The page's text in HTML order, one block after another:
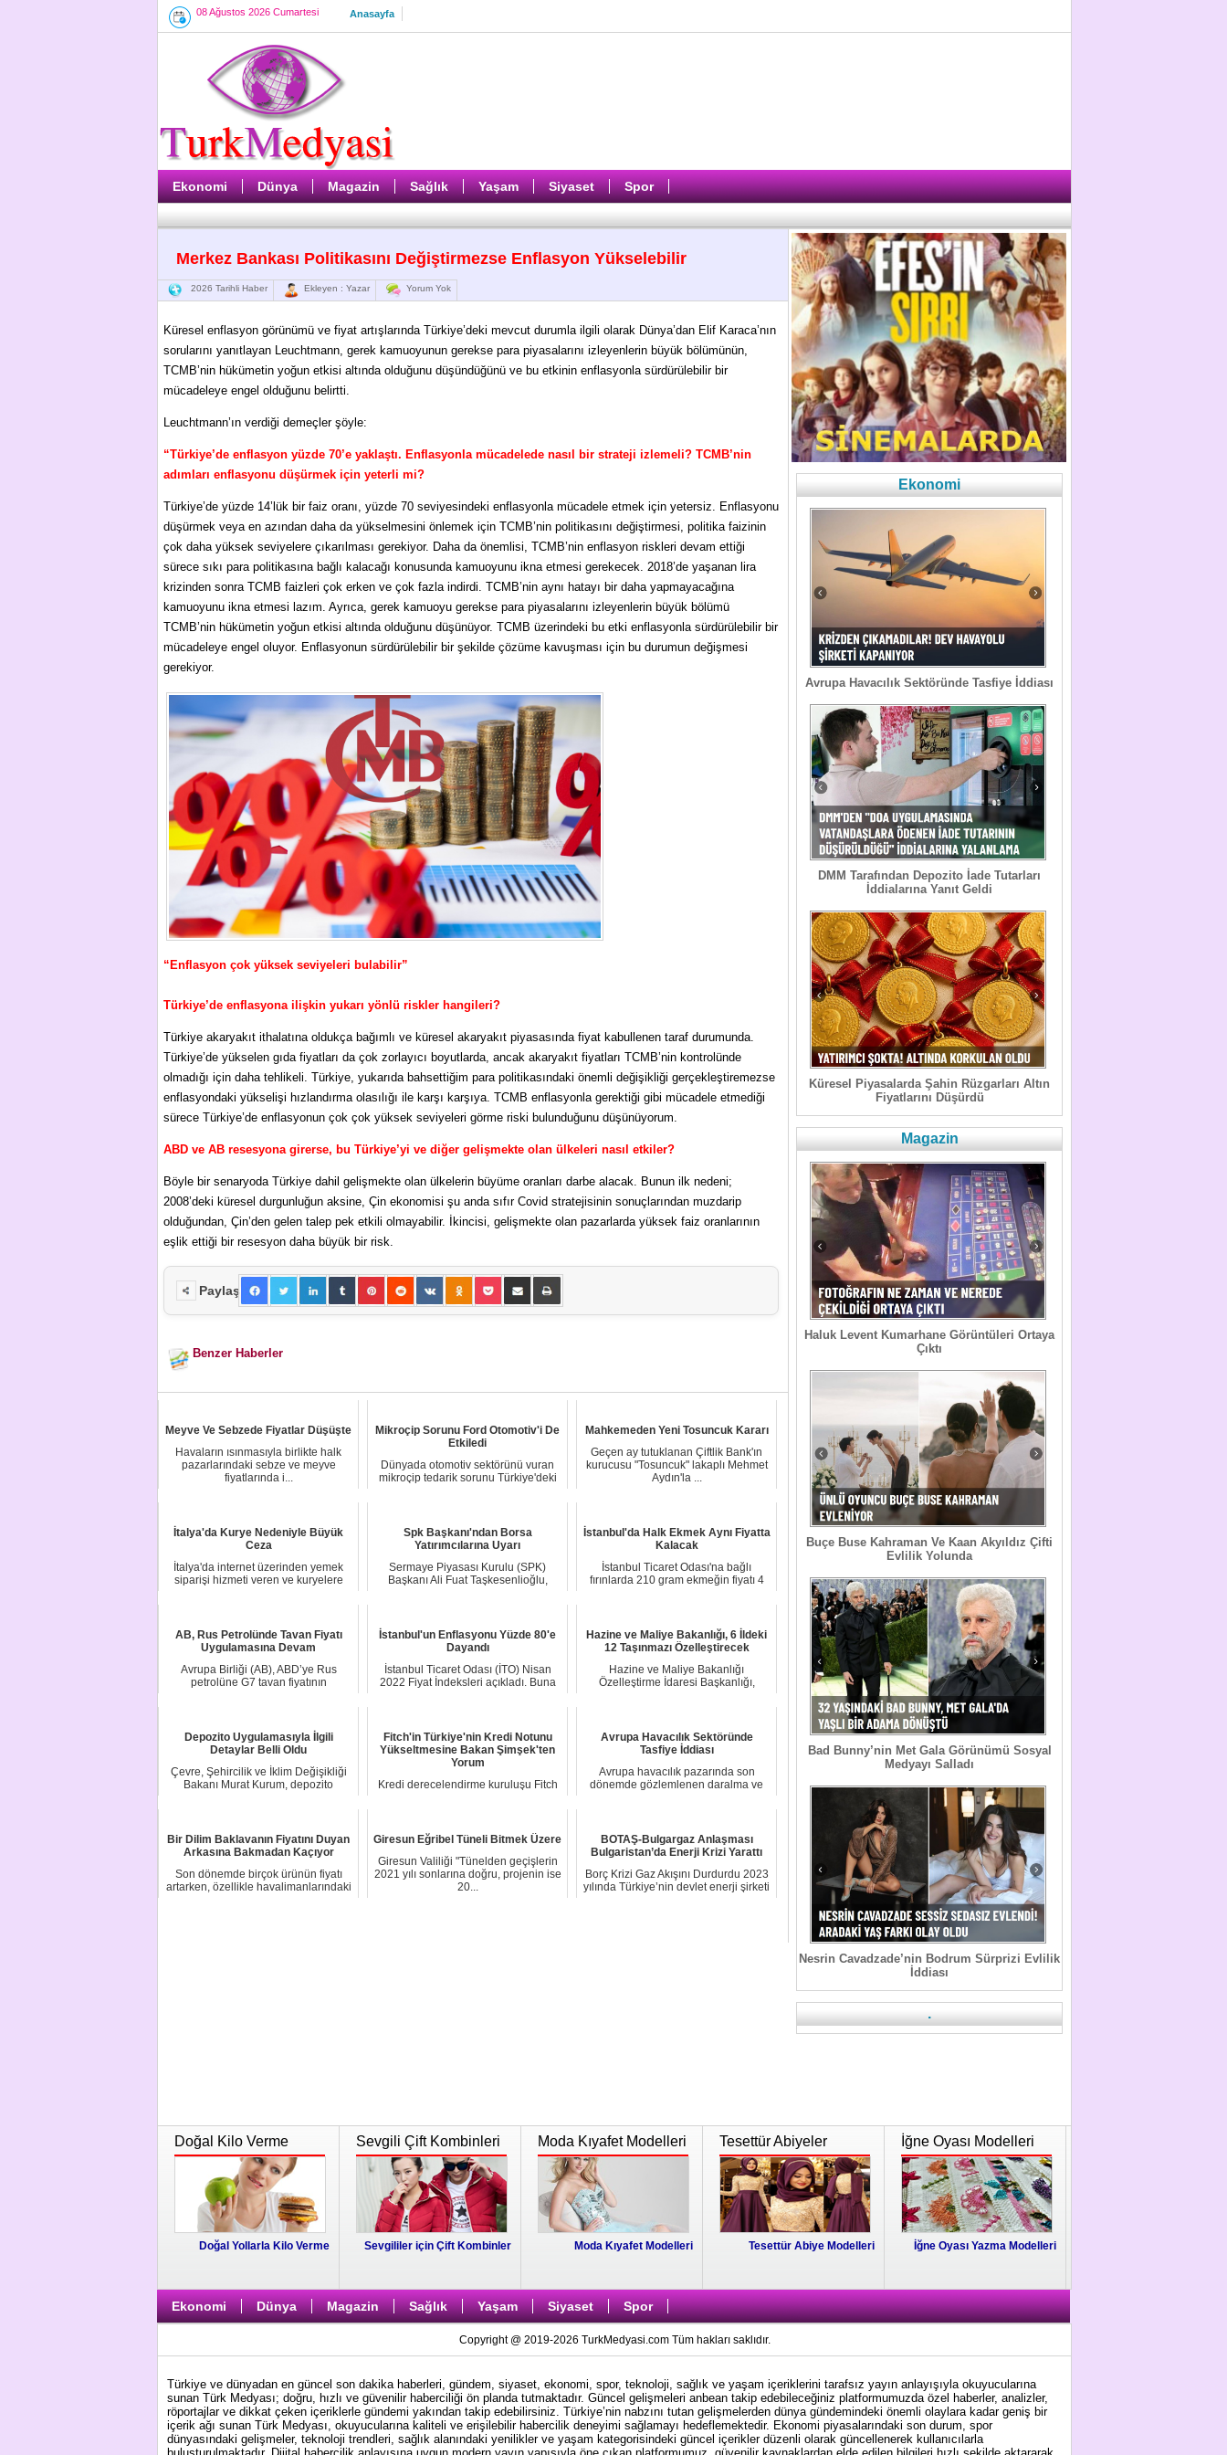
08 Ağustos 2026 Cumartesi Anasayfa
Ekonomi Dünya Magazin Sağlık Yaşam Siyaset Spor
Merkez Bankası Politikasını Değiştirmezse Enflasyon Yükselebilir
2026 Tarihli Haber Ekleyen : Yazar Yorum Yok
Küresel enflasyon görünümü ve fiyat artışlarında Türkiye’deki mevcut durumla ilgili olarak Dünya’dan Elif Karaca’nın
sorularını yanıtlayan Leuchtmann, gerek kamuoyunun gerekse para piyasalarını izleyenlerin büyük bölümünün,
TCMB’nin hükümetin yoğun etkisi altında olduğunu düşündüğünü ve bu etkinin enflasyonla sürdürülebilir bir
mücadeleye engel olduğunu belirtti.
Leuchtmann’ın verdiği demeçler şöyle:
“Türkiye’de enflasyon yüzde 70’e yaklaştı. Enflasyonla mücadelede nasıl bir strateji izlemeli? TCMB’nin
adımları enflasyonu düşürmek için yeterli mi?
Türkiye’de yüzde 14’lük bir faiz oranı, yüzde 70 seviyesindeki enflasyonla mücadele etmek için yetersiz. Enflasyonu
düşürmek veya en azından daha da yükselmesini önlemek için TCMB’nin politikasını değiştirmesi, politika faizinin
çok daha yüksek seviyelere çıkarılması gerekiyor. Daha da önemlisi, TCMB’nin enflasyon riskleri devam ettiği
sürece sıkı para politikasına bağlı kalacağı konusunda kamuoyunu ikna etmesi gerekecek. 2018’de yaşanan lira
krizinden sonra TCMB faizleri çok erken ve çok fazla indirdi. TCMB’nin aynı hatayı bir daha yapmayacağına
kamuoyunu ikna etmesi lazım. Ayrıca, gerek kamuoyu gerekse para piyasalarını izleyenlerin büyük bölümü
TCMB’nin hükümetin yoğun etkisi altında olduğunu düşünüyor. TCMB üzerindeki bu etki enflasyonla sürdürülebilir bir
mücadeleye engel oluyor. Enflasyonun sürdürülebilir bir şekilde çözüme kavuşması için bu durumun değişmesi
gerekiyor.
“Enflasyon çok yüksek seviyeleri bulabilir”
Türkiye’de enflasyona ilişkin yukarı yönlü riskler hangileri?
Türkiye akaryakıt ithalatına oldukça bağımlı ve küresel akaryakıt piyasasında fiyat kabullenen taraf durumunda.
Türkiye’de yükselen gıda fiyatları da çok zorlayıcı boyutlarda, ancak akaryakıt fiyatları TCMB’nin kontrolünde
olmadığı için daha tehlikeli. Türkiye, yukarıda bahsettiğim para politikasındaki önemli değişikliği gerçekleştiremezse
enflasyondaki yükselişi hızlandırma olasılığı ile karşı karşıya. TCMB enflasyonla gerektiği gibi mücadele etmediği
sürece Türkiye’de enflasyonun çok çok yüksek seviyeleri görme riski bulunduğunu düşünüyorum.
ABD ve AB resesyona girerse, bu Türkiye’yi ve diğer gelişmekte olan ülkeleri nasıl etkiler?
Böyle bir senaryoda Türkiye dahil gelişmekte olan ülkelerin büyüme oranları darbe alacak. Bunun ilk nedeni;
2008’deki küresel durgunluğun aksine, Çin ekonomisi şu anda sıfır Covid stratejisinin sonuçlarından muzdarip
olduğundan, Çin’den gelen talep pek etkili olmayabilir. İkincisi, gelişmekte olan pazarlarda yüksek faiz oranlarının
eşlik ettiği bir resesyon daha büyük bir risk.
Paylaş
Benzer Haberler
Meyve Ve Sebzede Fiyatlar Düşüşte
Havaların ısınmasıyla birlikte halk
pazarlarındaki sebze ve meyve
fiyatlarında i...
Mikroçip Sorunu Ford Otomotiv'i De
Etkiledi
Dünyada otomotiv sektörünü vuran
mikroçip tedarik sorunu Türkiye'deki
Mahkemeden Yeni Tosuncuk Kararı
Geçen ay tutuklanan Çiftlik Bank'ın
kurucusu "Tosuncuk" lakaplı Mehmet
Aydın'la ...
İtalya'da Kurye Nedeniyle Büyük
Ceza
İtalya'da internet üzerinden yemek
siparişi hizmeti veren ve kuryelere
Spk Başkanı'ndan Borsa
Yatırımcılarına Uyarı
Sermaye Piyasası Kurulu (SPK)
Başkanı Ali Fuat Taşkesenlioğlu,
İstanbul'da Halk Ekmek Aynı Fiyatta
Kalacak
İstanbul Ticaret Odası'na bağlı
fırınlarda 210 gram ekmeğin fiyatı 4
AB, Rus Petrolünde Tavan Fiyatı
Uygulamasına Devam
Avrupa Birliği (AB), ABD’ye Rus
petrolüne G7 tavan fiyatının
İstanbul'un Enflasyonu Yüzde 80'e
Dayandı
İstanbul Ticaret Odası (İTO) Nisan
2022 Fiyat İndeksleri açıkladı. Buna
Hazine ve Maliye Bakanlığı, 6 İldeki
12 Taşınmazı Özelleştirecek
Hazine ve Maliye Bakanlığı
Özelleştirme İdaresi Başkanlığı,
Depozito Uygulamasıyla İlgili
Detaylar Belli Oldu
Çevre, Şehircilik ve İklim Değişikliği
Bakanı Murat Kurum, depozito
Fitch'in Türkiye'nin Kredi Notunu
Yükseltmesine Bakan Şimşek'ten
Yorum
Kredi derecelendirme kuruluşu Fitch
Avrupa Havacılık Sektöründe
Tasfiye İddiası
Avrupa havacılık pazarında son
dönemde gözlemlenen daralma ve
Bir Dilim Baklavanın Fiyatını Duyan
Arkasına Bakmadan Kaçıyor
Son dönemde birçok ürünün fiyatı
artarken, özellikle havalimanlarındaki
Giresun Eğribel Tüneli Bitmek Üzere
Giresun Valiliği "Tünelden geçişlerin
2021 yılı sonlarına doğru, projenin ise
20...
BOTAŞ-Bulgargaz Anlaşması
Bulgaristan’da Enerji Krizi Yarattı
Borç Krizi Gaz Akışını Durdurdu 2023
yılında Türkiye’nin devlet enerji şirketi
Ekonomi
Avrupa Havacılık Sektöründe Tasfiye İddiası
DMM Tarafından Depozito İade Tutarları
İddialarına Yanıt Geldi
Küresel Piyasalarda Şahin Rüzgarları Altın
Fiyatlarını Düşürdü
Magazin
Haluk Levent Kumarhane Görüntüleri Ortaya
Çıktı
Buçe Buse Kahraman Ve Kaan Akyıldız Çifti
Evlilik Yolunda
Bad Bunny’nin Met Gala Görünümü Sosyal
Medyayı Salladı
Nesrin Cavadzade’nin Bodrum Sürprizi Evlilik
İddiası
.
Doğal Kilo Verme
Doğal Yollarla Kilo Verme
Sevgili Çift Kombinleri
Sevgililer için Çift Kombinler
Moda Kıyafet Modelleri
Moda Kıyafet Modelleri
Tesettür Abiyeler
Tesettür Abiye Modelleri
İğne Oyası Modelleri
İğne Oyası Yazma Modelleri
Ekonomi Dünya Magazin Sağlık Yaşam Siyaset Spor
Copyright @ 2019-2026 TurkMedyasi.com Tüm hakları saklıdır.
Türkiye ve dünyadan en güncel son dakika haberleri, gündem, siyaset, ekonomi, spor, teknoloji, sağlık ve yaşam içeriklerini tarafsız yayın anlayışıyla okuyucularına
sunan Türk Medyası; doğru, hızlı ve güvenilir haberciliği ön planda tutmaktadır. Güncel gelişmeleri anbean takip edebileceğiniz platformumuzda özel haberler, analizler,
röportajlar ve dikkat çeken içeriklerle gündemi yakından takip edebilirsiniz. Türkiye’nin nabzını tutan gelişmelerden dünya gündemindeki önemli olaylara kadar geniş bir
içerik ağı sunan Türk Medyası, okuyucularına kaliteli ve erişilebilir habercilik deneyimi sağlamayı hedeflemektedir. Ekonomi piyasalarındaki son durum, spor
dünyasındaki gelişmeler, teknoloji trendleri, sağlık alanındaki yenilikler ve yaşam kategorisindeki güncel içerikler düzenli olarak güncellenerek kullanıcılarla